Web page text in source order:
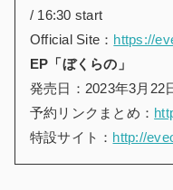
/ 16:30 start
Official Site： https://
EP「ぼくらの」
発売日：2023年3月22
予約リンクまとめ：
特設サイト： http://